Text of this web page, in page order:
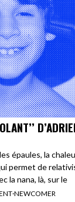
épaules, la
permet de
la nana, là, sur le
·NEWCOMER